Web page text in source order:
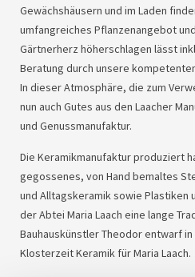
Gewächshäusern und im Laden
umfangreiches Pflanzenangebot
Gärtnerherz höherschlagen lässt
Beratung durch unsere
In dieser Atmosphäre, die zum
nun auch Gutes aus den Laacher
und Genussmanufaktur.
Die Keramikmanufaktur produziert
gegossenes, von Hand bemaltes
und Alltagskeramik sowie Plastiken
der Abtei Maria Laach eine lange
Bauhauskünstler Theodor entwarf in
Klosterzeit Keramik für Maria Laach.